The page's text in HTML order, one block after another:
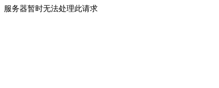
服务器暂时无法处理此请求